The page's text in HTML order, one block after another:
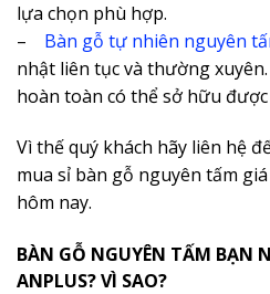
lựa chọn phù hợp.
– Bàn gỗ tự nhiên nguyên
nhật liên tục và thường
hoàn toàn có thể sở hữu
Vì thế quý khách hãy liên hệ
mua sỉ bàn gỗ nguyên tấm
hôm nay.
BÀN GỖ NGUYÊN TẤM BẠN
ANPLUS? VÌ SAO?